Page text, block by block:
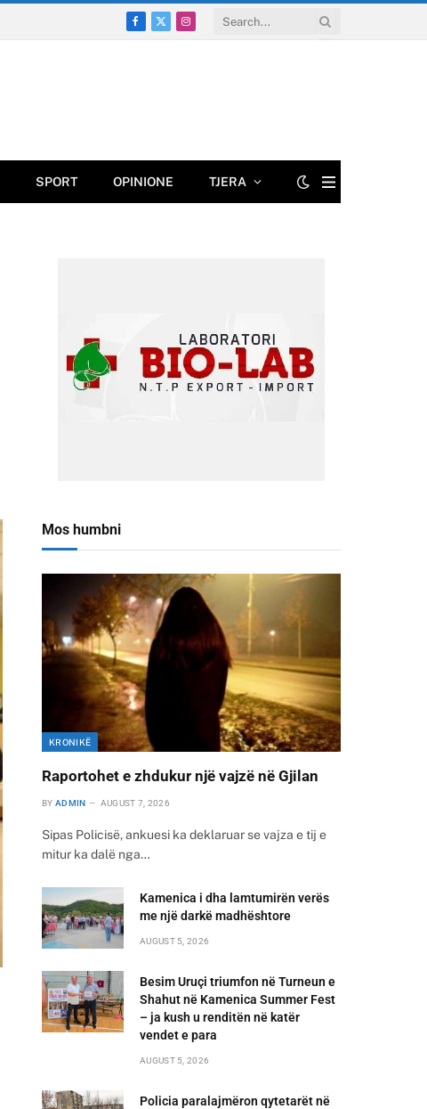
Facebook
X
Instagram
SPORT OPINIONE TJERA
Mos humbni
KRONIKË
Raportohet e zhdukur një vajzë në Gjilan
BY ADMIN AUGUST 7, 2026
Sipas Policisë, ankuesi ka deklaruar se vajza e tij e
mitur ka dalë nga…
Kamenica i dha lamtumirën verës
me një darkë madhështore
AUGUST 5, 2026
Besim Uruçi triumfon në Turneun e
Shahut në Kamenica Summer Fest
– ja kush u renditën në katër
vendet e para
AUGUST 5, 2026
Policia paralajmëron qytetarët në